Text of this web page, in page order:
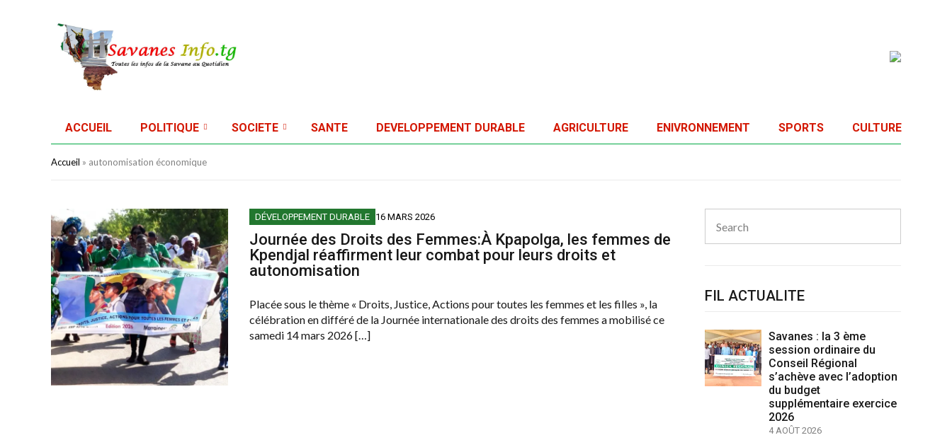
ACCUEIL POLITIQUE SOCIETE SANTE DEVELOPPEMENT DURABLE AGRICULTURE ENIVRONNEMENT SPORTS CULTURE
Accueil » autonomisation économique
DÉVELOPPEMENT DURABLE 16 MARS 2026
Journée des Droits des Femmes:À Kpapolga, les femmes de
Kpendjal réaffirment leur combat pour leurs droits et
autonomisation
Placée sous le thème « Droits, Justice, Actions pour toutes les femmes et les filles », la
célébration en différé de la Journée internationale des droits des femmes a mobilisé ce
samedi 14 mars 2026 […]
for:
FIL ACTUALITE
Savanes : la 3 ème
session ordinaire du
Conseil Régional
s’achève avec l’adoption
du budget
supplémentaire exercice
2026
4 AOÛT 2026